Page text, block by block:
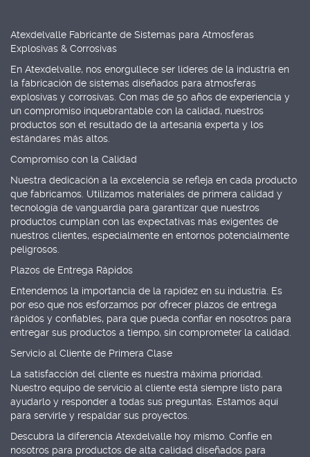
Atexdelvalle Fabricante de Sistemas para Atmosferas
Explosivas & Corrosivas
En Atexdelvalle, nos enorgullece ser líderes de la industria en
la fabricación de sistemas diseñados para atmosferas
explosivas y corrosivas. Con mas de 50 años de experiencia y
un compromiso inquebrantable con la calidad, nuestros
productos son el resultado de la artesanía experta y los
estándares más altos.
Compromiso con la Calidad
Nuestra dedicación a la excelencia se refleja en cada producto
que fabricamos. Utilizamos materiales de primera calidad y
tecnología de vanguardia para garantizar que nuestros
productos cumplan con las expectativas más exigentes de
nuestros clientes, especialmente en entornos potencialmente
peligrosos.
Plazos de Entrega Rápidos
Entendemos la importancia de la rapidez en su industria. Es
por eso que nos esforzamos por ofrecer plazos de entrega
rápidos y confiables, para que pueda confiar en nosotros para
entregar sus productos a tiempo, sin comprometer la calidad.
Servicio al Cliente de Primera Clase
La satisfacción del cliente es nuestra máxima prioridad.
Nuestro equipo de servicio al cliente está siempre listo para
ayudarlo y responder a todas sus preguntas. Estamos aquí
para servirle y respaldar sus proyectos.
Descubra la diferencia Atexdelvalle hoy mismo. Confíe en
nosotros para productos de alta calidad diseñados para